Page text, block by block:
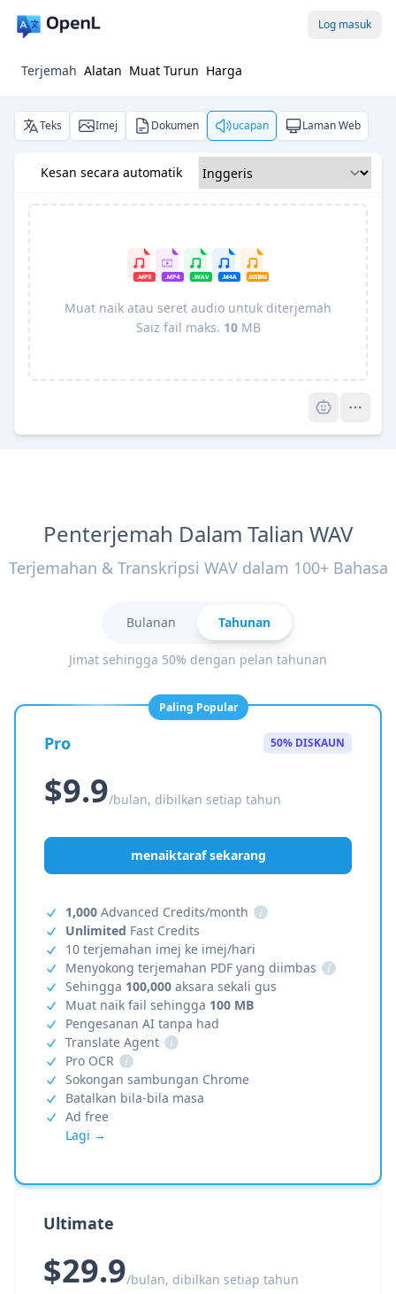
Log masuk
Terjemah Alatan Muat Turun Harga
Teks Imej Dokumen ucapan Laman Web
Kesan secara automatik
Muat naik atau seret audio untuk diterjemah
Saiz fail maks. 10MB
Penterjemah Dalam Talian WAV
Terjemahan & Transkripsi WAV dalam 100+ Bahasa
Bulanan Tahunan
Jimat sehingga 50% dengan pelan tahunan
Paling Popular
Pro 50% DISKAUN
$9.9/bulan, dibilkan setiap tahun
menaiktaraf sekarang
1,000 Advanced Credits/month
i
Unlimited Fast Credits
10 terjemahan imej ke imej/hari
Menyokong terjemahan PDF yang diimbas
i
Sehingga 100,000 aksara sekali gus
Muat naik fail sehingga 100 MB
Pengesanan AI tanpa had
Translate Agent
i
Pro OCR
i
Sokongan sambungan Chrome
Batalkan bila-bila masa
Ad free
Lagi →
Ultimate
$29.9/bulan, dibilkan setiap tahun